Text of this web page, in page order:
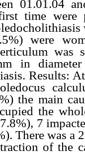
01.01.04
time were
were
was
in
Results:
the main
the
7
There was a
of the